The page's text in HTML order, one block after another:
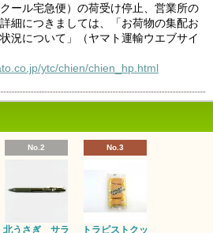
ール宅急便）の荷受け停止、営業所の
細につきましては、「お荷物の集配お
況について」（ヤマト運輸ウエブサイ
ytc/chien/chien_hp.html
No.2
北うさぎ サラ
No.3
トラピストクッ